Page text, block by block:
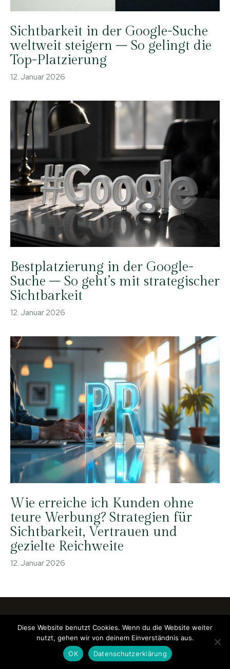
Sichtbarkeit in der Google-Suche
weltweit steigern – So gelingt die
Top-Platzierung
12. Januar 2026
Bestplatzierung in der Google-
Suche – So geht’s mit strategischer
Sichtbarkeit
12. Januar 2026
Wie erreiche ich Kunden ohne
teure Werbung? Strategien für
Sichtbarkeit, Vertrauen und
gezielte Reichweite
12. Januar 2026
PR-PRESSEVERTEILER
by Prnews24.com
Diese Website benutzt Cookies. Wenn du die Website weiter
nutzt, gehen wir von deinem Einverständnis aus.
OK
Datenschutzerklärung